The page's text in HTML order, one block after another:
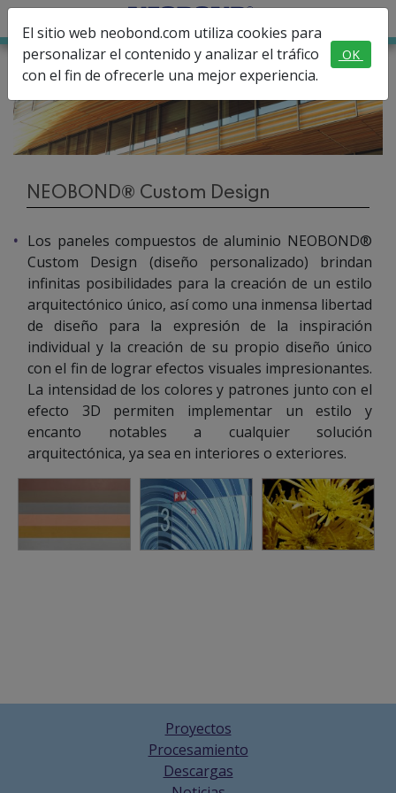
NEOBOND® Custom Design
Los paneles compuestos de aluminio NEOBOND®
Custom Design (diseño personalizado) brindan
infinitas posibilidades para la creación de un estilo
arquitectónico único, así como una inmensa libertad
de diseño para la expresión de la inspiración
individual y la creación de su propio diseño único
con el fin de lograr efectos visuales impresionantes.
La intensidad de los colores y patrones junto con el
efecto 3D permiten implementar un estilo y
encanto notables a cualquier solución
arquitectónica, ya sea en interiores o exteriores.
Proyectos
Procesamiento
Descargas
El sitio web neobond.com utiliza cookies para
personalizar el contenido y analizar el tráfico
con el fin de ofrecerle una mejor experiencia.
OK